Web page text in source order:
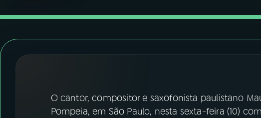
ACOMPANHE A RÁDIO NACIONAL
O cantor, compositor e saxofonista paulistano
Pompeia, em São Paulo, nesta sexta-feira (10)